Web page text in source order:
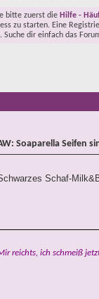
bitte zuerst die Hilfe -
zu starten. Eine
Suche dir einfach das
Soaparella Seifen
Schaf-
reichts, ich schmeiß